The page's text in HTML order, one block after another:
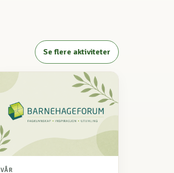
Se flere aktiviteter
VÅR